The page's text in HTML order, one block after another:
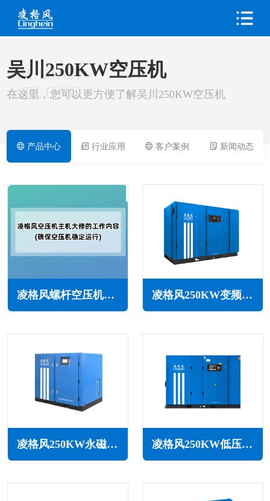
PRODUCT
AIRLONG
吴川250KW空压机
在这里，您可以更方便了解吴川250KW空压机
产品中心 行业应用 客户案例 新闻动态
凌格风螺杆空压机主机大修的工作内容(确保空压机稳定运行) 凌格风250KW变频空压机LSV系列
凌格风250KW永磁变频无油水润滑空压机LSW PM系列 凌格风250KW低压空压机LS LP系列